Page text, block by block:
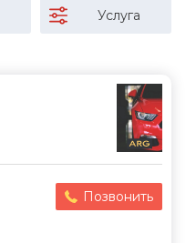
Услуга
Позвонить